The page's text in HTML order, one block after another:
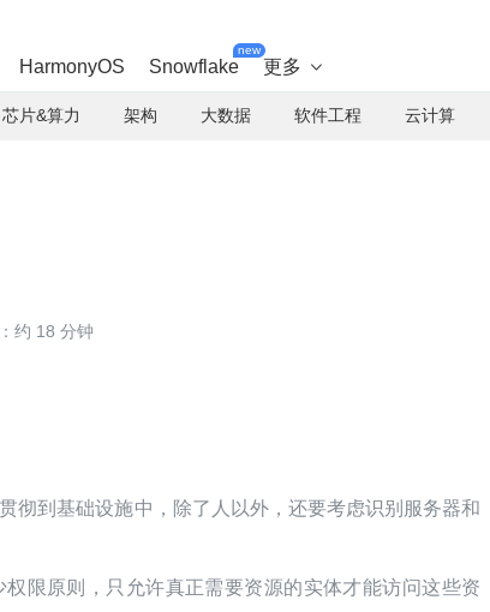
HarmonyOS Snowflake
new
更多 
芯片&算力 架构 大数据 软件工程 云计算
约 18 分钟
彻到基础设施中，除了人以外，还要考虑识别服务器和
限原则，只允许真正需要资源的实体才能访问这些资